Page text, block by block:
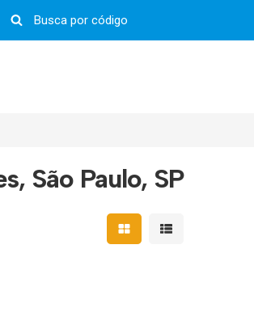
São Paulo, SP
Mostrar resultados em
Mostrar